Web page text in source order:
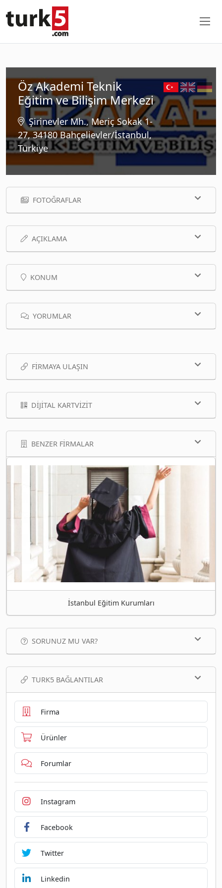
Öz Akademi Teknik
Eğitim ve Bilişim Merkezi
Şirinevler Mh., Meriç Sokak 1-
27, 34180 Bahçelievler/İstanbul,
Türkiye
FOTOĞRAFLAR
AÇIKLAMA
KONUM
YORUMLAR
FIRMAYA ULAŞIN
DIJITAL KARTVIZIT
BENZER FIRMALAR
İstanbul Eğitim Kurumları
SORUNUZ MU VAR?
TURK5 BAĞLANTILAR
Firma
Ürünler
Forumlar
Instagram
Facebook
Twitter
Linkedin